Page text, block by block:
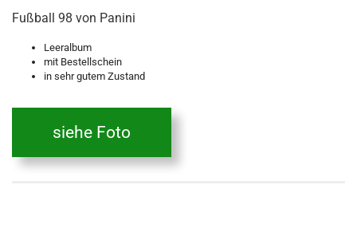
Fußball 98 von Panini
Leeralbum
mit Bestellschein
in sehr gutem Zustand
siehe Foto